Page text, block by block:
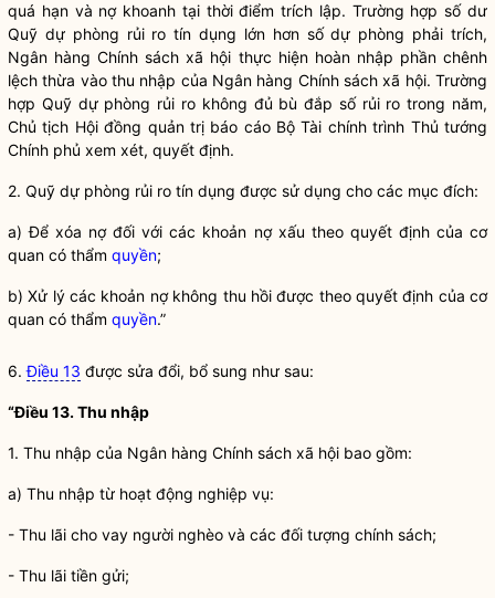
quá hạn và nợ khoanh tại thời điểm trích lập. Trường hợp số dư
Quỹ dự phòng rủi ro tín dụng lớn hơn số dự phòng phải trích,
Ngân hàng Chính sách xã hội thực hiện hoàn nhập phần chênh
lệch thừa vào thu nhập của Ngân hàng Chính sách xã hội. Trường
hợp Quỹ dự phòng rủi ro không đủ bù đắp số rủi ro trong năm,
Chủ tịch Hội đồng quản trị báo cáo Bộ Tài chính trình Thủ tướng
Chính phủ xem xét, quyết định.
2. Quỹ dự phòng rủi ro tín dụng được sử dụng cho các mục đích:
a) Để xóa nợ đối với các khoản nợ xấu theo quyết định của cơ
quan có thẩm quyền;
b) Xử lý các khoản nợ không thu hồi được theo quyết định của cơ
quan có thẩm quyền.”
6. Điều 13 được sửa đổi, bổ sung như sau:
“Điều 13. Thu nhập
1. Thu nhập của Ngân hàng Chính sách xã hội bao gồm:
a) Thu nhập từ hoạt động nghiệp vụ:
- Thu lãi cho vay người nghèo và các đối tượng chính sách;
- Thu lãi tiền gửi;